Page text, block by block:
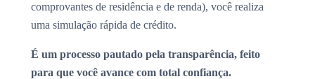
comprovantes de residência e de renda), você realiza
uma simulação rápida de crédito.
É um processo pautado pela transparência, feito
para que você avance com total confiança.